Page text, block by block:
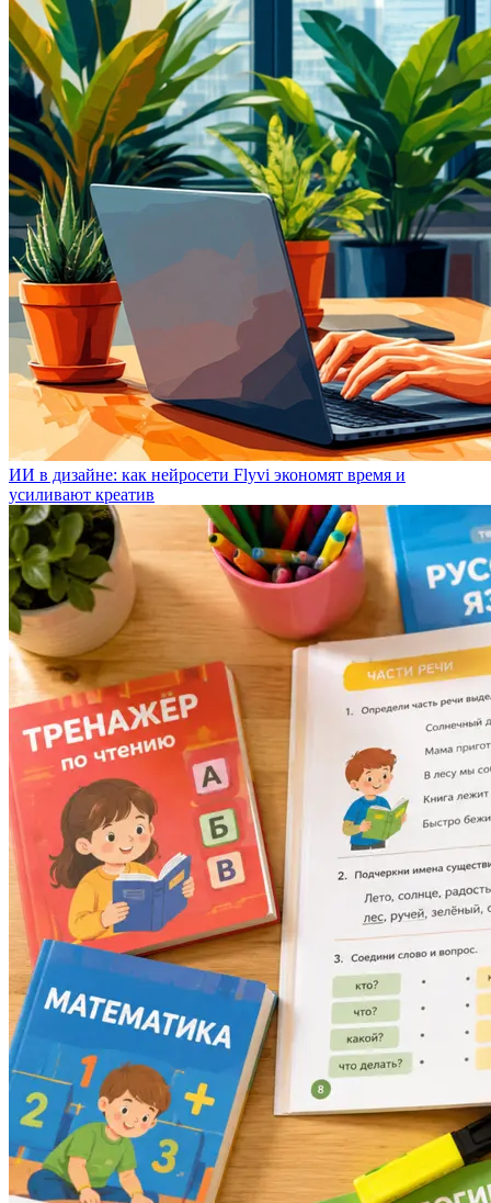
ИИ в дизайне: как нейросети Flyvi экономят время и
усиливают креатив